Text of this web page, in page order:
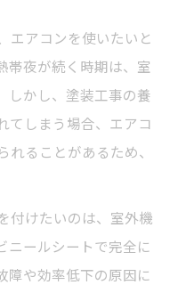
エアコンを使いたいと
帯夜が続く時期は、室
しかし、塗装工事の養
てしまう場合、エアコ
ることがあるため、
付けたいのは、室外機
ニールシートで完全に
障や効率低下の原因に